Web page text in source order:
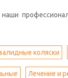
коляски
Лечение и